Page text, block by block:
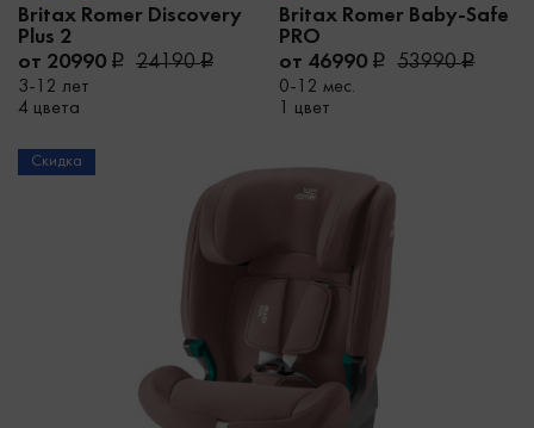
Britax Romer Discovery
Plus 2
от 20990
24190
3-12 лет
4 цвета
Britax Romer Baby-Safe
PRO
от 46990
53990
0-12 мес.
1 цвет
Скидка